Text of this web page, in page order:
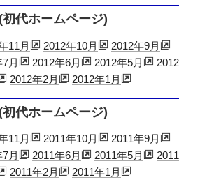
代ホームページ)
11月 2012年10月
2012年9月
月 2012年6月 2012年5月
2012
2012年2月 2012年1月
代ホームページ)
11月 2011年10月
2011年9月
月 2011年6月 2011年5月
2011
2011年2月 2011年1月